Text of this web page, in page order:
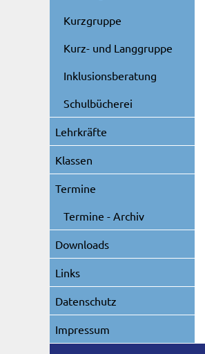
Kurzgruppe
Kurz- und Langgruppe
Inklusionsberatung
Schulbücherei
Lehrkräfte
Klassen
Termine
Termine - Archiv
Downloads
Links
Datenschutz
Impressum